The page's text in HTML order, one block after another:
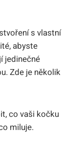
s vlastní
abyste
jedinečné
Zde je několik
co vaši kočku
miluje.